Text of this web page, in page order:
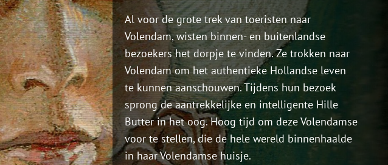
Al voor de grote trek van toeristen naar
Volendam, wisten binnen- en buitenlandse
bezoekers het dorpje te vinden. Ze trokken naar
Volendam om het authentieke Hollandse leven
te kunnen aanschouwen. Tijdens hun bezoek
sprong de aantrekkelijke en intelligente Hille
Butter in het oog. Hoog tijd om deze Volendamse
voor te stellen, die de hele wereld binnenhaalde
in haar Volendamse huisje.